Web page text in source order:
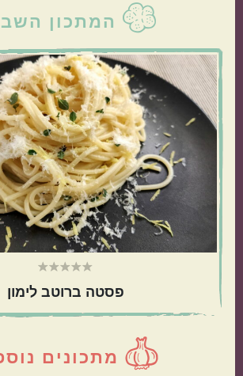
צדדי
ראשי
המתכון
פסטה ברוטב לימון
מתכונים